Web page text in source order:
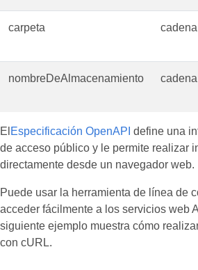
carpeta cadena
nombreDeAlmacenamiento cadena
El Especificación OpenAPI define una
de acceso público y le permite realizar
directamente desde un navegador web.
Puede usar la herramienta de línea de
acceder fácilmente a los servicios web
siguiente ejemplo muestra cómo
con cURL.